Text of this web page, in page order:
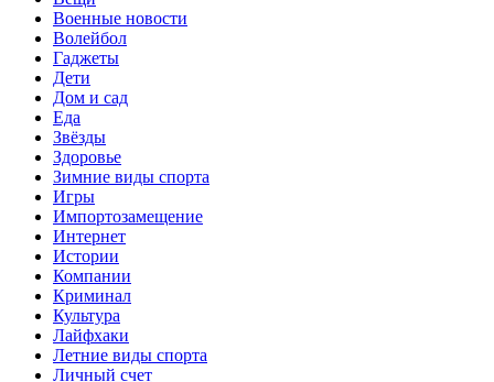
Военные новости
Волейбол
Гаджеты
Дети
Дом и сад
Еда
Звёзды
Здоровье
Зимние виды спорта
Игры
Импортозамещение
Интернет
Истории
Компании
Криминал
Культура
Лайфхаки
Летние виды спорта
Личный счет